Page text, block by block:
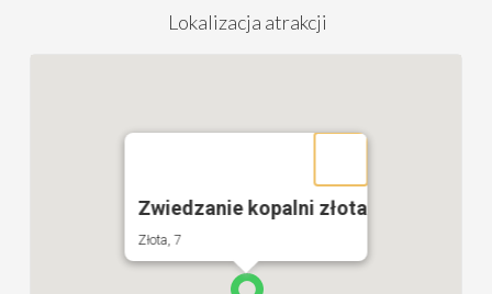
Lokalizacja atrakcji
Zwiedzanie kopalni złota
Złota, 7